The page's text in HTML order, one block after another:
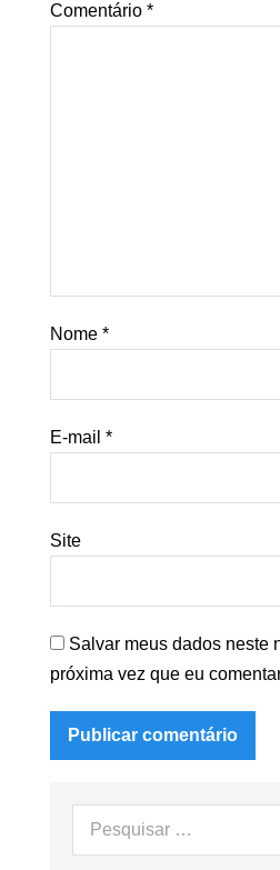
Comentário *
Nome *
E-mail *
Site
Salvar meus dados neste
próxima vez que eu
Procurar: